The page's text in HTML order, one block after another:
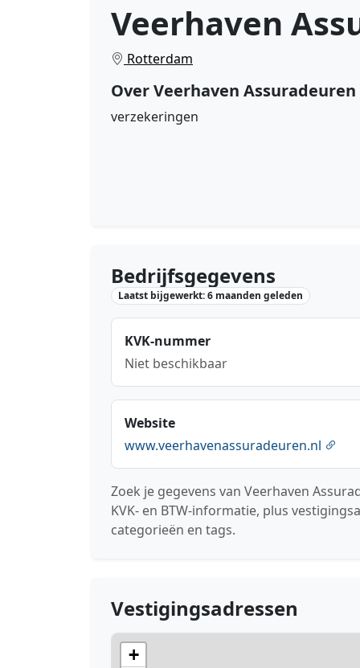
Veerhaven
Rotterdam
Over Veerhaven Assuradeuren
verzekeringen
Bedrijfsgegevens
Laatst bijgewerkt: 6 maanden geleden
KVK-nummer
Niet beschikbaar
Website
www.veerhavenassuradeuren.nl
Zoek je gegevens van Veerhaven
KVK- en BTW-informatie, plus
categorieën en tags.
Vestigingsadressen
+